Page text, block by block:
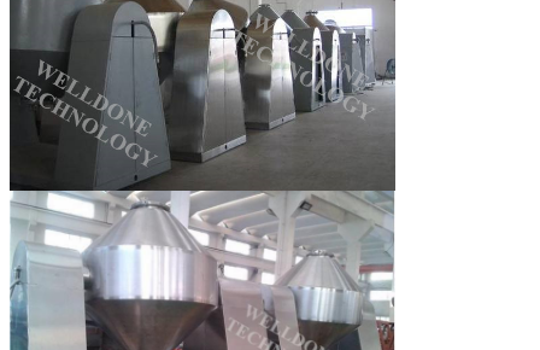
Zostaw wiadomość
Oddzwonimy wkrótce!